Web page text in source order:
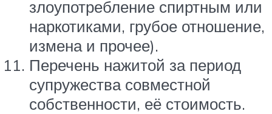
злоупотребление спиртным или
наркотиками, грубое отношение,
измена и прочее).
Перечень нажитой за период
супружества совместной
собственности, её стоимость.